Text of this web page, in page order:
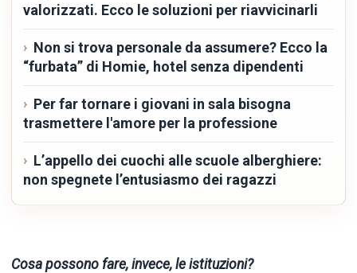
valorizzati. Ecco le soluzioni per riavvicinarli
Non si trova personale da assumere? Ecco la
“furbata” di Homie, hotel senza dipendenti
Per far tornare i giovani in sala bisogna
trasmettere l'amore per la professione
L’appello dei cuochi alle scuole alberghiere:
non spegnete l’entusiasmo dei ragazzi
Cosa possono fare, invece, le istituzioni?